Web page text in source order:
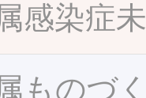
感染症
ものづ